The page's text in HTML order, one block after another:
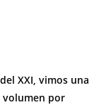
XXI, vimos una
por